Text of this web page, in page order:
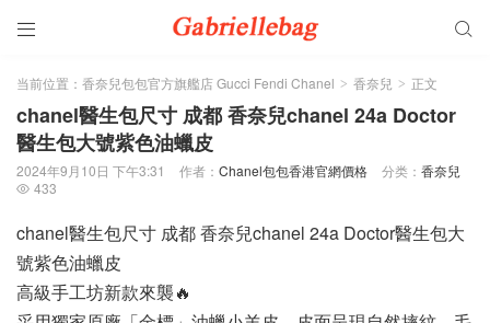
 
当前位置： 香奈兒包包官方旗艦店 Gucci Fendi Chanel > 香奈兒 > 正文
chanel醫生包尺寸 成都 香奈兒chanel 24a Doctor
醫生包大號紫色油蠟皮
2024年9月10日 下午3:31 作者： Chanel包包香港官網價格 分类： 香奈兒
 433
chanel醫生包尺寸 成都 香奈兒chanel 24a Doctor醫生包大
號紫色油蠟皮
高級手工坊新款來襲🔥